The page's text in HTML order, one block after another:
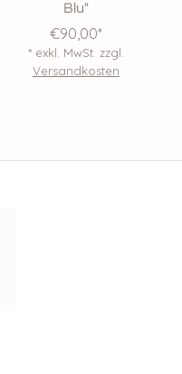
Blu"
€90,00*
* exkl. MwSt. zzgl.
Versandkosten